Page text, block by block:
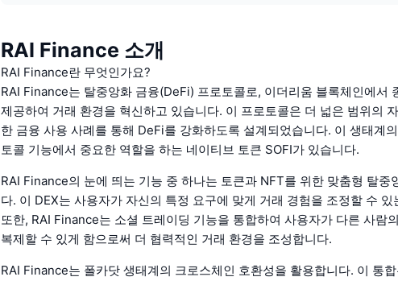
RAI Finance 소개
RAI Finance란 무엇인가요?
RAI Finance는 탈중앙화 금융(DeFi) 프로토콜로, 이더리움 블록체인에서
제공하여 거래 환경을 혁신하고 있습니다. 이 프로토콜은 더 넓은 범위의
한 금융 사용 사례를 통해 DeFi를 강화하도록 설계되었습니다. 이 생태계
토콜 기능에서 중요한 역할을 하는 네이티브 토큰 SOFI가 있습니다.
RAI Finance의 눈에 띄는 기능 중 하나는 토큰과 NFT를 위한 맞춤형 탈중
다. 이 DEX는 사용자가 자신의 특정 요구에 맞게 거래 경험을 조정할 수
또한, RAI Finance는 소셜 트레이딩 기능을 통합하여 사용자가 다른 사람
복제할 수 있게 함으로써 더 협력적인 거래 환경을 조성합니다.
RAI Finance는 폴카닷 생태계의 크로스체인 호환성을 활용합니다. 이 통